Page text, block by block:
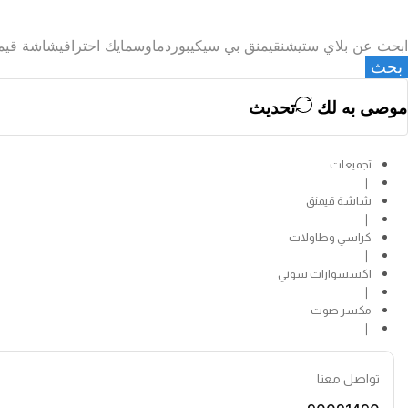
ابحث عن بلاي ستيشنقيمنق بي سيكيبوردماوسمايك احترافيشاشة
بحث
موصى به لك تحديث
تجميعات
شاشة قيمنق
كراسي وطاولات
اكسسوارات سوني
مكسر صوت
تواصل معنا